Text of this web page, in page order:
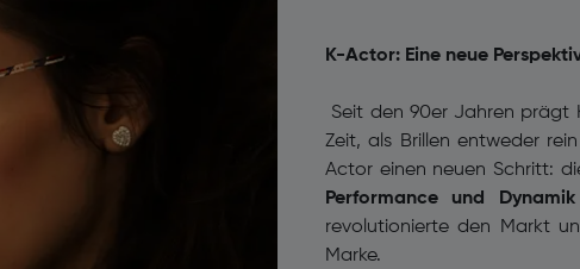
K-Actor: Eine neue
Seit den 90er Jahren prägt
Zeit, als Brillen entweder
Actor einen neuen Schritt:
Performance und
revolutionierte den Markt
Marke.